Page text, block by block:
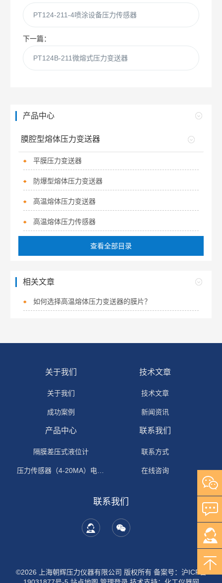
PT124-211-4喷涂设备压力传感器
下一篇：
PT124B-211微熔式压力变送器
产品中心
膜腔型熔体压力变送器
平膜压力变送器
防爆型熔体压力变送器
高温熔体压力变送器
高温熔体压力传感器
查看全部目录
相关文章
如何选择高温熔体压力变送器的膜片？
关于我们
关于我们
成功案例
技术文章
技术文章
新闻资讯
产品中心
隔膜差压式液位计
压力传感器（4-20MA）电流输出
联系我们
联系方式
在线咨询
联系我们
©2026 上海朝辉压力仪器有限公司 版权所有 备案号：沪ICP备